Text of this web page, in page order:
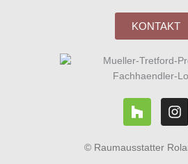
KONTAKT
o
z
I
n
t
© Raumausstatter